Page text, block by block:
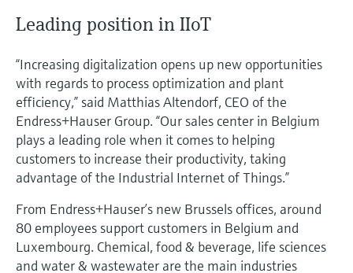
Leading position in IIoT
“Increasing digitalization opens up new opportunities
with regards to process optimization and plant
efficiency,” said Matthias Altendorf, CEO of the
Endress+Hauser Group. “Our sales center in Belgium
plays a leading role when it comes to helping
customers to increase their productivity, taking
advantage of the Industrial Internet of Things.”
From Endress+Hauser’s new Brussels offices, around
80 employees support customers in Belgium and
Luxembourg. Chemical, food & beverage, life sciences
and water & wastewater are the main industries